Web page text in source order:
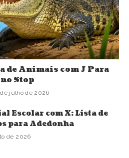
de Animais com J Para
Stop
de julho de 2026
Escolar com X: Lista de
para Adedonha
de 2026